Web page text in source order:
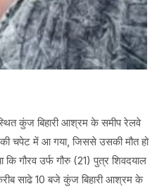
कुंज बिहारी आश्रम के समीप रेलवे
चपेट में आ गया, जिससे उसकी मौत हो
कि गौरव उर्फ गौरु (21) पुत्र शिवदयाल
साढे 10 बजे कुंज बिहारी आश्रम के